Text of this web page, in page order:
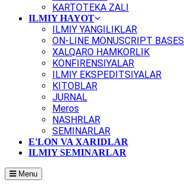
KARTOTEKA ZALI
ILMIY HAYOT
ILMIY YANGILIKLAR
ON-LINE MONUSCRIPT BASES
XALQARO HAMKORLIK
KONFIRENSIYALAR
ILMIY EKSPEDITSIYALAR
KITOBLAR
JURNAL
Meros
NASHRLAR
SEMINARLAR
E'LON VA XARIDLAR
ILMIY SEMINARLAR
Menu